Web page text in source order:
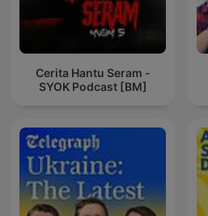
Cerita Hantu Seram -
SYOK Podcast [BM]